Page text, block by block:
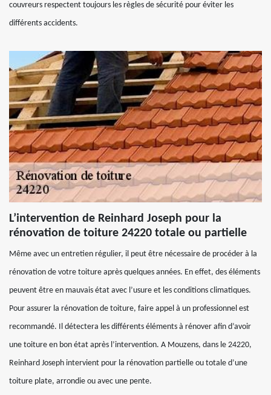
couvreurs respectent toujours les règles de sécurité pour éviter les
différents accidents.
L’intervention de Reinhard Joseph pour la
rénovation de toiture 24220 totale ou partielle
Même avec un entretien régulier, il peut être nécessaire de procéder à la
rénovation de votre toiture après quelques années. En effet, des éléments
peuvent être en mauvais état avec l’usure et les conditions climatiques.
Pour assurer la rénovation de toiture, faire appel à un professionnel est
recommandé. Il détectera les différents éléments à rénover afin d’avoir
une toiture en bon état après l’intervention. A Mouzens, dans le 24220,
Reinhard Joseph intervient pour la rénovation partielle ou totale d’une
toiture plate, arrondie ou avec une pente.